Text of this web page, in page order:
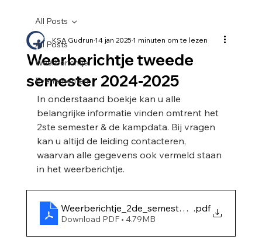
All Posts
Weerberichtje
Evenementen
All Posts
Weerberichtje tweede
semester 2024-2025
KSA Gudrun14 jan 20251 minuten om te lezen
In onderstaand boekje kan u alle
belangrijke informatie vinden omtrent het
2ste semester & de kampdata. Bij vragen
kan u altijd de leiding contacteren,
waarvan alle gegevens ook vermeld staan
in het weerberichtje.
Weerberichtje_2de_semester_2025 (1)
.pdf
Download PDF • 4.79MB